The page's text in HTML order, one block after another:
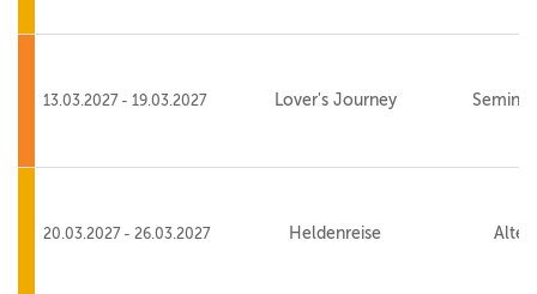
13.03.2027 - 19.03.2027 Lover's Journey
20.03.2027 - 26.03.2027 Heldenreise Alte